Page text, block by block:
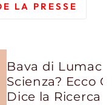
LA PRESSE
Bava di
Scienza? Ecco
Dice la Ricerca